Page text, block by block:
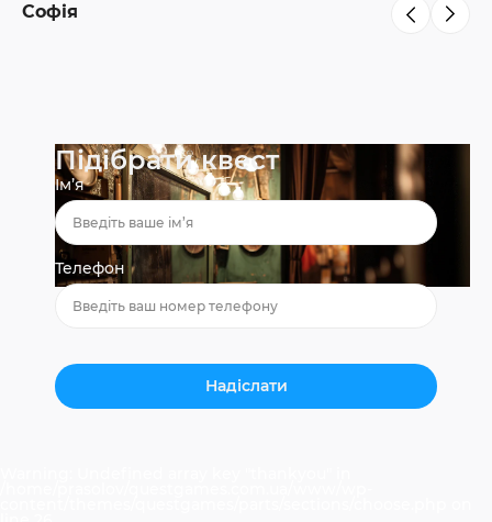
Софія
Підібрати квест
Ім’я
Телефон